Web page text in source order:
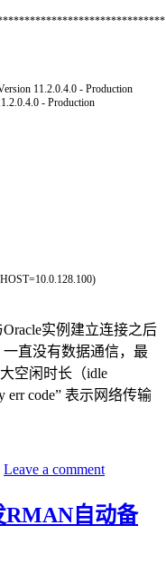
******************************
11.2.0.4.0 - Production
- Production
HOST=10.0.128.100)
实例建立连接之后
直没有数据通信，最
空闲时长（idle
err code” 表示网络传输
Leave a comment
RMAN自动备